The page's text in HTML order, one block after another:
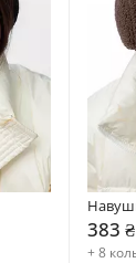
383 ₴
+ 8